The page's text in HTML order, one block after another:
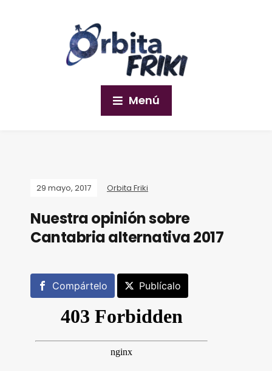
Menú
29 mayo, 2017 Orbita Friki
Nuestra opinión sobre
Cantabria alternativa 2017
Compártelo Publícalo